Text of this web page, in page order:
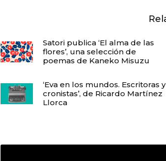
Satori publica ‘El alma de las
flores’, una selección de
poemas de Kaneko Misuzu
‘Eva en los mundos. Escritoras y
cronistas’, de Ricardo Martínez
Llorca